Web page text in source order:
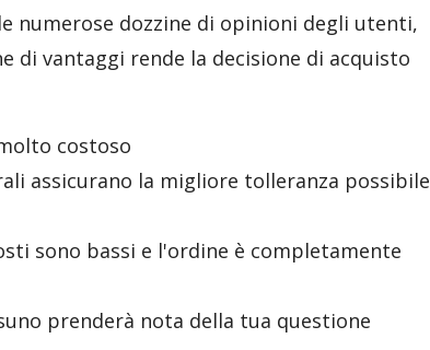
numerose dozzine di opinioni degli utenti,
di vantaggi rende la decisione di acquisto
costoso
assicurano la migliore tolleranza
sono bassi e l'ordine è completamente
prenderà nota della tua questione